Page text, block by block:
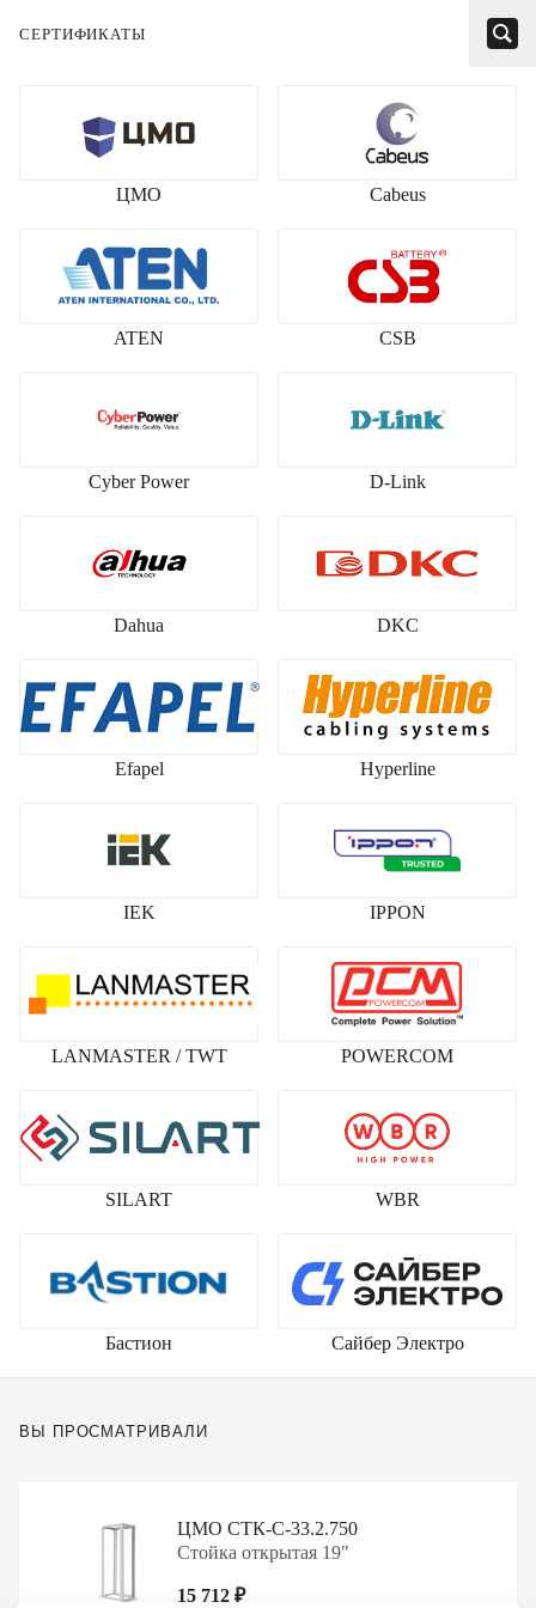
Сертификаты
ЦМО Cabeus
ATEN CSB
Cyber Power D-Link
Dahua DKC
Efapel Hyperline
IEK IPPON
LANMASTER / TWT POWERCOM
SILART WBR
Бастион Сайбер Электро
Вы просматривали
ЦМО СТК-С-33.2.750
Стойка открытая 19"
15 712 ₽